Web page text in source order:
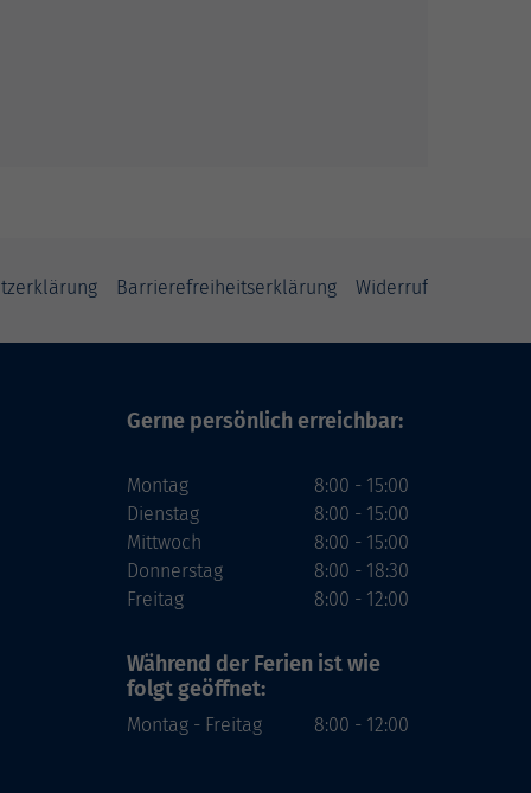
Barrierefreiheitserklärung Widerruf
Gerne persönlich erreichbar:
Montag
Dienstag
Mittwoch
Donnerstag
Freitag
8:00 - 15:00
8:00 - 15:00
8:00 - 15:00
8:00 - 18:30
8:00 - 12:00
Während der Ferien ist wie
folgt geöffnet:
Montag - Freitag 8:00 - 12:00